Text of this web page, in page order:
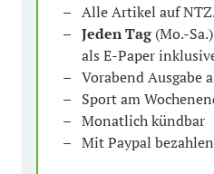
Alle Artikel auf
Jeden Tag(Mo.-
als E-Paper
Vorabend Ausgabe
Sport am
Monatlich kündbar
Mit Paypal bezahlen